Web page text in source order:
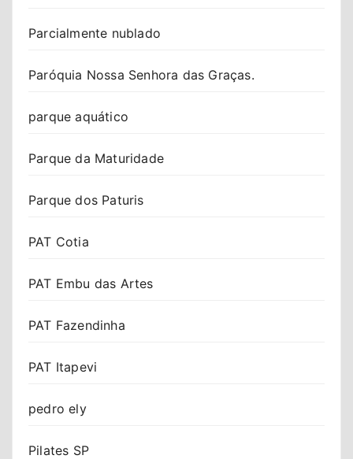
Parcialmente nublado
Paróquia Nossa Senhora das Graças.
parque aquático
Parque da Maturidade
Parque dos Paturis
PAT Cotia
PAT Embu das Artes
PAT Fazendinha
PAT Itapevi
pedro ely
Pilates SP